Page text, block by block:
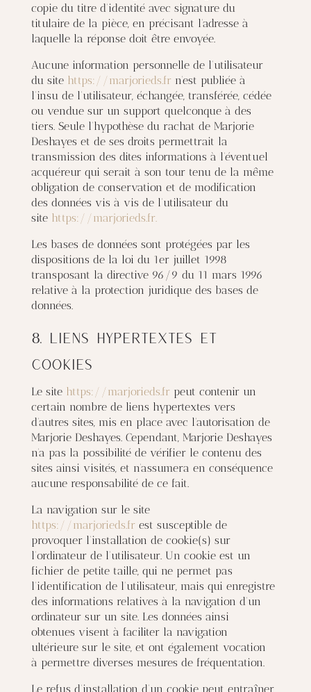
copie du titre d’identité avec signature du
titulaire de la pièce, en précisant l’adresse à
laquelle la réponse doit être envoyée.
Aucune information personnelle de l’utilisateur
du site https://marjorieds.frn’est publiée à
l’insu de l’utilisateur, échangée, transférée, cédée
ou vendue sur un support quelconque à des
tiers. Seule l’hypothèse du rachat de Marjorie
Deshayes et de ses droits permettrait la
transmission des dites informations à l’éventuel
acquéreur qui serait à son tour tenu de la même
obligation de conservation et de modification
des données vis à vis de l’utilisateur du
site https://marjorieds.fr.
Les bases de données sont protégées par les
dispositions de la loi du 1er juillet 1998
transposant la directive 96/9 du 11 mars 1996
relative à la protection juridique des bases de
données.
8. Liens hypertextes et
cookies
Le site https://marjorieds.frpeut contenir un
certain nombre de liens hypertextes vers
d’autres sites, mis en place avec l’autorisation de
Marjorie Deshayes. Cependant, Marjorie Deshayes
n’a pas la possibilité de vérifier le contenu des
sites ainsi visités, et n’assumera en conséquence
aucune responsabilité de ce fait.
La navigation sur le site
https://marjorieds.frest susceptible de
provoquer l’installation de cookie(s) sur
l’ordinateur de l’utilisateur. Un cookie est un
fichier de petite taille, qui ne permet pas
l’identification de l’utilisateur, mais qui enregistre
des informations relatives à la navigation d’un
ordinateur sur un site. Les données ainsi
obtenues visent à faciliter la navigation
ultérieure sur le site, et ont également vocation
à permettre diverses mesures de fréquentation.
Le refus d’installation d’un cookie peut entraîner